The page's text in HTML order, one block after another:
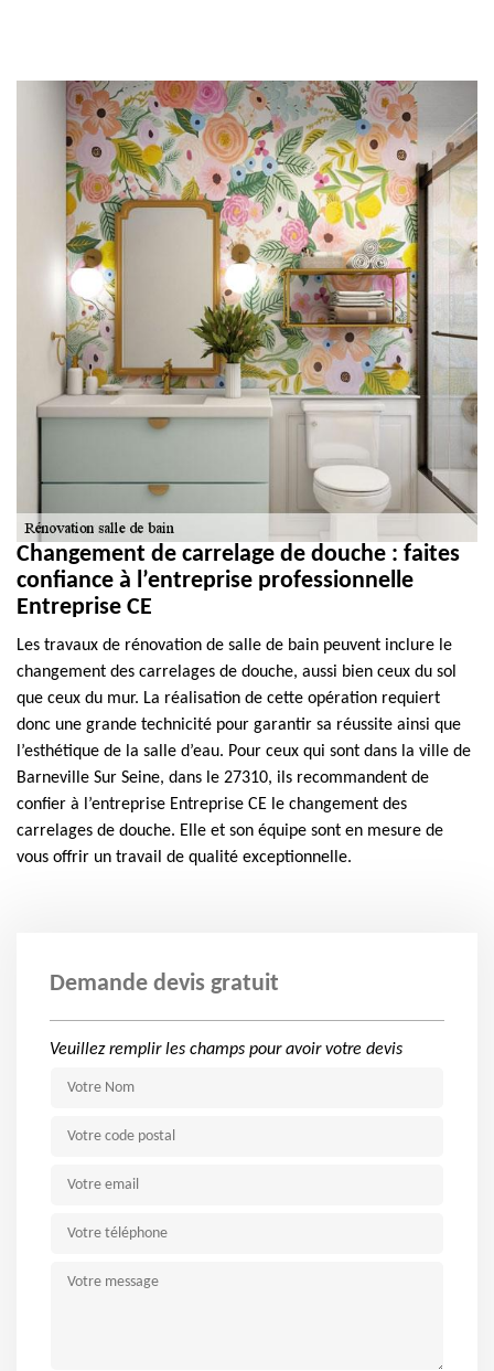
Changement de carrelage de douche : faites
confiance à l’entreprise professionnelle
Entreprise CE
Les travaux de rénovation de salle de bain peuvent inclure le
changement des carrelages de douche, aussi bien ceux du sol
que ceux du mur. La réalisation de cette opération requiert
donc une grande technicité pour garantir sa réussite ainsi que
l’esthétique de la salle d’eau. Pour ceux qui sont dans la ville de
Barneville Sur Seine, dans le 27310, ils recommandent de
confier à l’entreprise Entreprise CE le changement des
carrelages de douche. Elle et son équipe sont en mesure de
vous offrir un travail de qualité exceptionnelle.
Demande devis gratuit
Veuillez remplir les champs pour avoir votre devis